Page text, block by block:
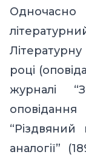
році
журналі
“Різдвяний
аналогії”